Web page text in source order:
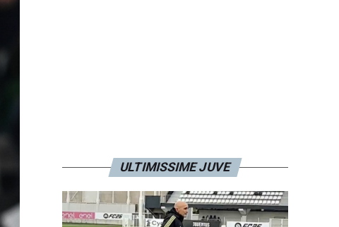
ULTIMISSIME JUVE